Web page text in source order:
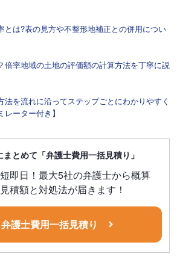
とは?表の見方や不整形地補正との併用につい
倍率地域の土地の評価額の計算方法を丁寧に説
法を流れに沿ってステップごとにわかりやすく
ーター付き】
とめて「弁護士費用一括見積り」
即日！最大5社の弁護士から概算
積額と対処法が届きます！
弁護士費用一括見積り